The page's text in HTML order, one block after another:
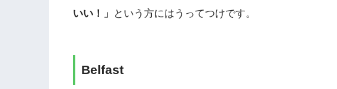
いい！」
という方にはうってつけです。
Belfast